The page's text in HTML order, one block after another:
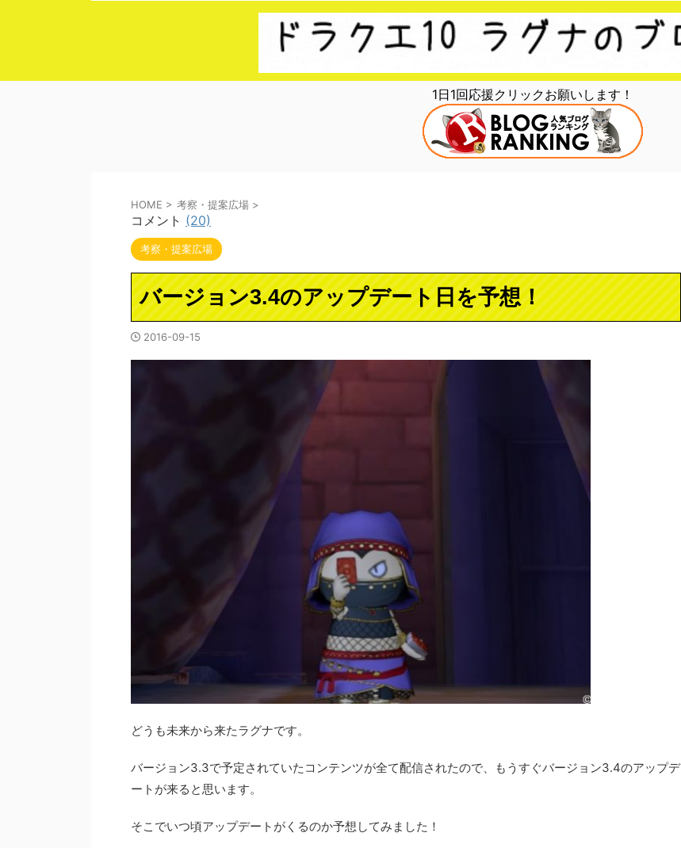
1日1回応援クリックお願いします！
HOME > 考察・提案広場 >
コメント (20)
考察・提案広場
バージョン3.4のアップデート日を予想！
2016-09-15
どうも未来から来たラグナです。
バージョン3.3で予定されていたコンテンツが全て配信されたので、もうすぐバージョン3.4のアップデ
ートが来ると思います。
そこでいつ頃アップデートがくるのか予想してみました！